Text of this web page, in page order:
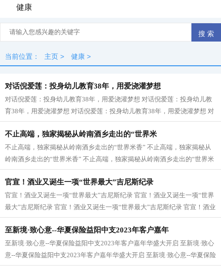
健康
当前位置： 主页 > 健康 >
对话倪爱莲：投身幼儿教育38年，用爱浇灌梦想
对话倪爱莲：投身幼儿教育38年，用爱浇灌梦想 对话倪爱莲：投身幼儿教
育38年，用爱浇灌梦想 对话倪爱莲：投身幼儿教育38年，用爱浇灌梦想 对
话倪爱莲：投身幼儿教育38年，用爱浇...
不止高端，独家揭秘从岭南酒乡走出的“世界米
不止高端，独家揭秘从岭南酒乡走出的“世界米香” 不止高端，独家揭秘从
岭南酒乡走出的“世界米香” 不止高端，独家揭秘从岭南酒乡走出的“世界米
香” 不止高端，独家揭秘从岭...
官宣！酒业又诞生一项“世界最大”吉尼斯纪录
官宣！酒业又诞生一项“世界最大”吉尼斯纪录 官宣！酒业又诞生一项“世界
最大”吉尼斯纪录 官宣！酒业又诞生一项“世界最大”吉尼斯纪录 官宣！酒业
又诞生一项“世界最大”吉...
至新境·致心意--华夏保险益阳中支2023年客户嘉年
至新境·致心意--华夏保险益阳中支2023年客户嘉年华盛大开启 至新境·致心
意--华夏保险益阳中支2023年客户嘉年华盛大开启 至新境·致心意--华夏保险
益阳中支2023年客户嘉年华盛大开启...